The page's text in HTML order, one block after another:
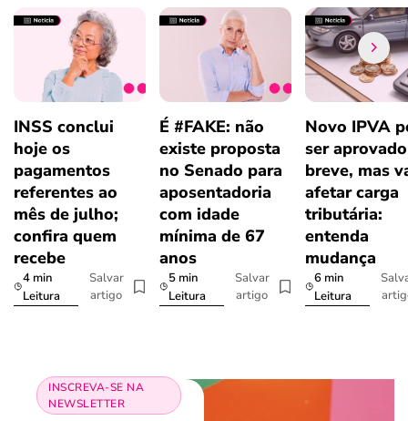
INSS conclui
hoje os
pagamentos
referentes ao
mês de julho;
confira quem
recebe
4 min
Leitura
Salvar
artigo
É #FAKE: não
existe proposta
no Senado para
aposentadoria
com idade
mínima de 67
anos
5 min
Leitura
Salvar
artigo
Novo IPVA
ser
breve, mas
afetar carga
tributária:
entenda
mudança
6 min
Leitura
INSCREVA-SE NA
NEWSLETTER